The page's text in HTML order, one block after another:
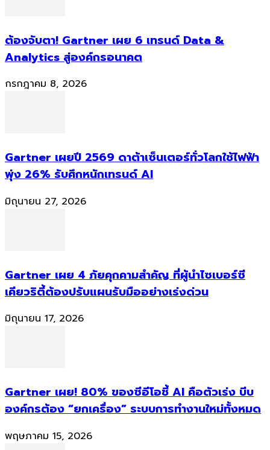
ต้องจับตา! Gartner เผย 6 เทรนด์ Data &
Analytics สู่องค์กรอนาคต
กรกฎาคม 8, 2026
Gartner เผยปี 2569 ดาต้าเซ็นเตอร์ทั่วโลกใช้ไฟฟ้า
พุ่ง 26% รับศึกหนักเทรนด์ AI
มิถุนายน 27, 2026
Gartner เผย 4 ภัยคุกคามสำคัญ ที่ผู้นำไซเบอร์ซี
เคียวริตี้ต้องปรับแผนรับมืออย่างเร่งด่วน
มิถุนายน 17, 2026
Gartner เผย! 80% ของซีอีโอชี้ AI คือตัวเร่ง บีบ
องค์กรต้อง “ยกเครื่อง” ระบบการทำงานใหม่ทั้งหมด
พฤษภาคม 15, 2026